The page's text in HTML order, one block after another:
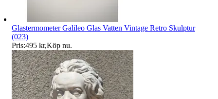
Glastermometer Galileo Glas Vatten Vintage Retro Skulptur
(023)
Pris:495 kr,Köp nu.